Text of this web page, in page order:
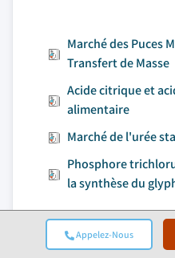
Appelez-Nous
Marché des Puces
Transfert de Masse
Acide citrique et
alimentaire
Marché de l'urée
Phosphore
la synthèse du
Accéder au contenu